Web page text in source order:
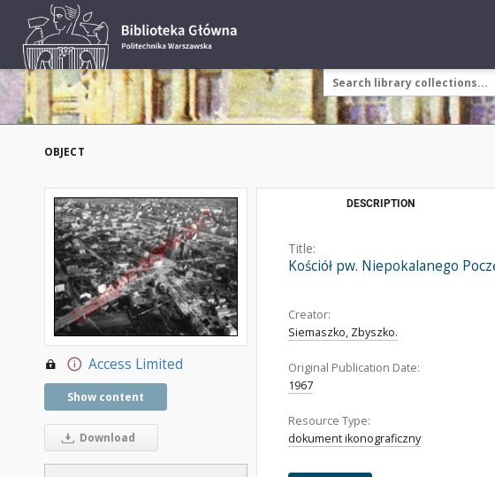
OBJECT
Access Limited
Show content
Download
DESCRIPTION
Title:
Kościół pw. Niepokalanego
Creator:
Siemaszko, Zbyszko.
Original Publication Date:
1967
Resource Type:
dokument ikonograficzny